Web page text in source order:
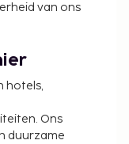
van ons
hotels,
Ons
duurzame